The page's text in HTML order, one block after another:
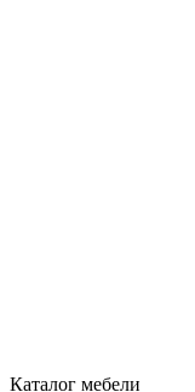
Каталог мебели